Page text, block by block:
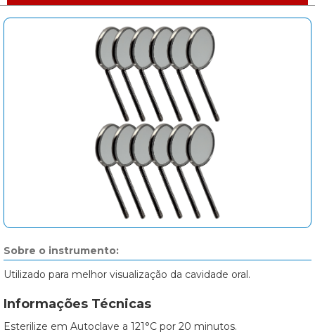
Sobre o instrumento:
Utilizado para melhor visualização da cavidade oral.
Informações Técnicas
Esterilize em Autoclave a 121°C por 20 minutos.